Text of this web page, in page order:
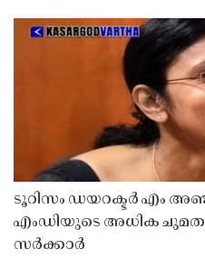
ടൂറിസം ഡയറക്ടർ എം
എംഡിയുടെ അധിക ചുമതല
സർക്കാർ